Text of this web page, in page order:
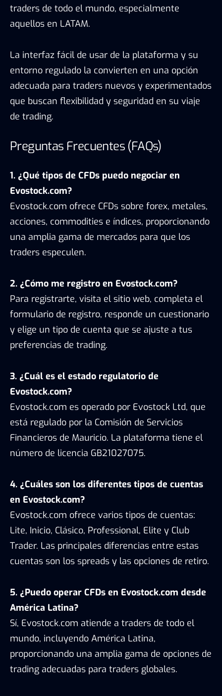
traders de todo el mundo, especialmente
aquellos en LATAM.
La interfaz fácil de usar de la plataforma y su
entorno regulado la convierten en una opción
adecuada para traders nuevos y experimentados
que buscan flexibilidad y seguridad en su viaje
de trading.
Preguntas Frecuentes (FAQs)
1. ¿Qué tipos de CFDs puedo negociar en
Evostock.com?
Evostock.com ofrece CFDs sobre forex, metales,
acciones, commodities e índices, proporcionando
una amplia gama de mercados para que los
traders especulen.
2. ¿Cómo me registro en Evostock.com?
Para registrarte, visita el sitio web, completa el
formulario de registro, responde un cuestionario
y elige un tipo de cuenta que se ajuste a tus
preferencias de trading.
3. ¿Cuál es el estado regulatorio de
Evostock.com?
Evostock.com es operado por Evostock Ltd, que
está regulado por la Comisión de Servicios
Financieros de Mauricio. La plataforma tiene el
número de licencia GB21027075.
4. ¿Cuáles son los diferentes tipos de cuentas
en Evostock.com?
Evostock.com ofrece varios tipos de cuentas:
Lite, Inicio, Clásico, Professional, Elite y Club
Trader. Las principales diferencias entre estas
cuentas son los spreads y las opciones de retiro.
5. ¿Puedo operar CFDs en Evostock.com desde
América Latina?
Sí, Evostock.com atiende a traders de todo el
mundo, incluyendo América Latina,
proporcionando una amplia gama de opciones de
trading adecuadas para traders globales.